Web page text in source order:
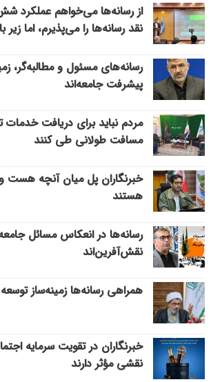
از رسانه‌ها می‌خواهم عملکرد
نقد رسانه‌ها را می‌پذیرم، اما
رسانه‌های مسئول و مطالبه‌گر،
پیشرفت جامعه‌اند
مردم نباید برای دریافت
مسافت طولانی طی کنند
خبرنگاران پل میان آنچه هست و
هستند
رسانه‌ها در انعکاس مسائل
نقش‌آفرین‌اند
همراهی رسانه‌ها زمینه‌ساز
خبرنگاران در تقویت سرمایه
نقشی مؤثر دارند